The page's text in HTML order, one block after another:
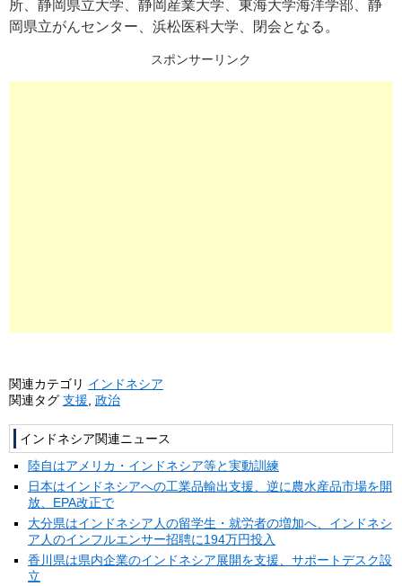
所、静岡県立大学、静岡産業大学、東海大学海洋学部、静
岡県立がんセンター、浜松医科大学、閉会となる。
スポンサーリンク
関連カテゴリ インドネシア
関連タグ 支援 政治
インドネシア関連ニュース
陸自はアメリカ・インドネシア等と実動訓練
日本はインドネシアへの工業品輸出支援、逆に農水産品市場を開
放、EPA改正で
大分県はインドネシア人の留学生・就労者の増加へ、インドネシ
ア人のインフルエンサー招聘に194万円投入
香川県は県内企業のインドネシア展開を支援、サポートデスク設
立